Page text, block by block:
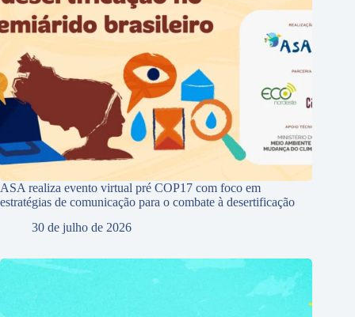
ASA realiza evento virtual pré COP17 com foco em
estratégias de comunicação para o combate à desertificação
30 de julho de 2026